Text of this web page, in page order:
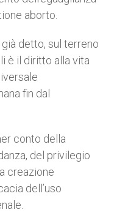
aborto.
detto, sul terreno
è il diritto alla vita
fin dal
conto della
del privilegio
creazione
dell’uso